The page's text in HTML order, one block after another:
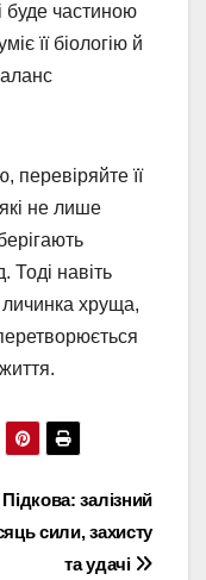
буде частиною
її біологію й
перевіряйте її
не лише
Тоді навіть
хруща,
Підкова: залізний
сили, захисту
та удачі